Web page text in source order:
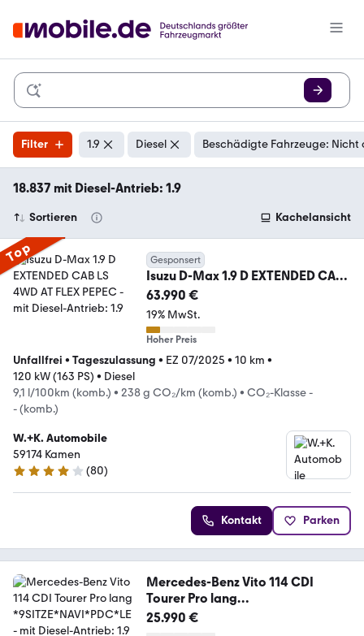
Filter 1.9 Diesel Beschädigte Fahrzeuge: Nicht
18.837 mit Diesel-Antrieb: 1.9
Sortieren Kachelansicht
Top Gesponsert
Isuzu D-Max 1.9 D EXTENDED CAB
LS 4WD AT FLEX PEPEC
63.990 €
19% MwSt.
Hoher Preis
Unfallfrei • Tageszulassung • EZ 07/2025 • 10 km •
120 kW (163 PS) • Diesel
9,1 l/100km (komb.) • 238 g CO₂/km (komb.) • CO₂-Klasse -
- (komb.)
W.+K. Automobile
59174 Kamen
4.2 Sterne
(80)
Kontakt Parken
Mercedes-Benz Vito 114 CDI
Tourer Pro lang
*9SITZE*NAVI*PDC*LE
25.990 €